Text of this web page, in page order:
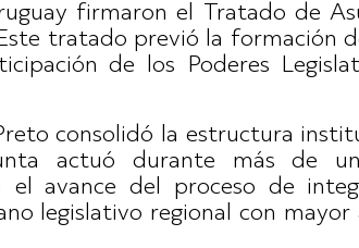
firmaron el Tratado de
tratado previó la formación
de los Poderes
consolidó la estructura
actuó durante más de
avance del proceso de
legislativo regional con